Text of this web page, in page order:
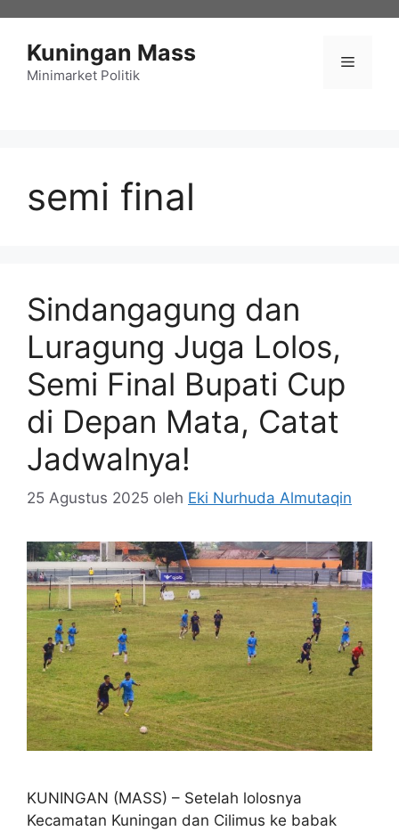
Kuningan Mass
Minimarket Politik
Menu
semi final
Sindangagung dan
Luragung Juga Lolos,
Semi Final Bupati Cup
di Depan Mata, Catat
Jadwalnya!
25 Agustus 2025 oleh Eki Nurhuda Almutaqin
KUNINGAN (MASS) – Setelah lolosnya
Kecamatan Kuningan dan Cilimus ke babak